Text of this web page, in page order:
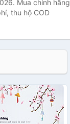
Mua chính hãng
thu hộ COD